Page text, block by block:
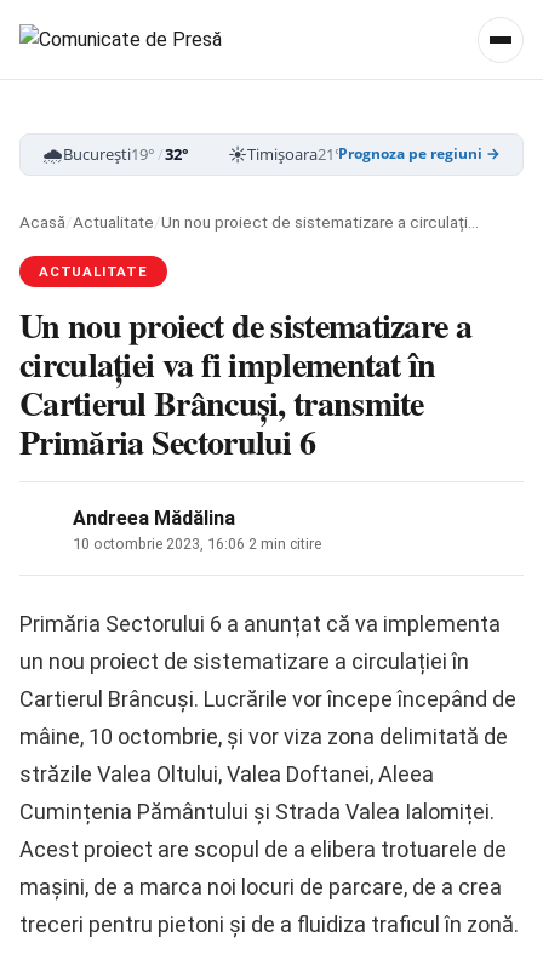
🌧️București19°/32° ☀️Timișoara21°/33° ☁️Cluj-Napoca
Prognoza pe regiuni →
Acasă/Actualitate/
ACTUALITATE
Un nou proiect de sistematizare a
circulației va fi implementat în
Cartierul Brâncuși, transmite
Primăria Sectorului 6
Andreea Mădălina
10 octombrie 2023, 16:06 2 min citire
Primăria Sectorului 6 a anunțat că va implementa
un nou proiect de sistematizare a circulației în
Cartierul Brâncuși. Lucrările vor începe începând de
mâine, 10 octombrie, și vor viza zona delimitată de
străzile Valea Oltului, Valea Doftanei, Aleea
Cumințenia Pământului și Strada Valea Ialomiței.
Acest proiect are scopul de a elibera trotuarele de
mașini, de a marca noi locuri de parcare, de a crea
treceri pentru pietoni și de a fluidiza traficul în zonă.